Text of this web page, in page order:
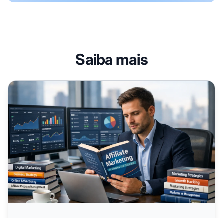
Saiba mais
Livros para Gestores de Afiliados: Domine a Otimização